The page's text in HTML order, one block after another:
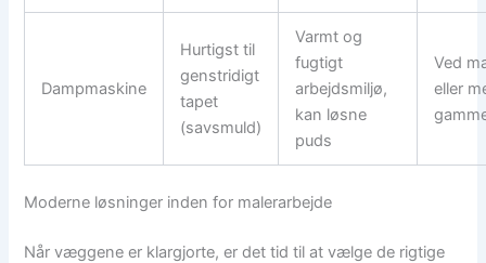
Dampmaskine
Hurtigst til
genstridigt
tapet
(savsmuld)
Varmt og
fugtigt
arbejdsmiljø,
kan løsne
puds
Ved
eller
Moderne løsninger inden for malerarbejde
Når væggene er klargjorte, er det tid til at vælge de rigtige